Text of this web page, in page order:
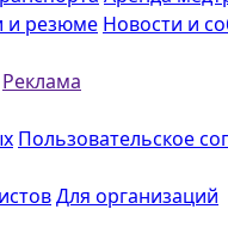
и резюме Новости и
Реклама
Пользовательское
Для организаций